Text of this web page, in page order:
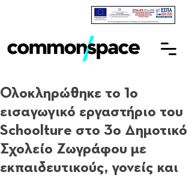
Ολοκληρώθηκε το 1ο
εισαγωγικό εργαστήριο του
Schoolture στο 3ο Δημοτικό
Σχολείο Ζωγράφου με
εκπαιδευτικούς, γονείς και